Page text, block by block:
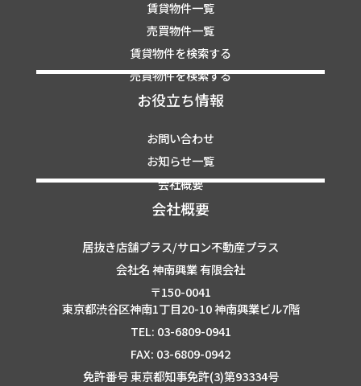
賃貸物件一覧
売買物件一覧
賃貸物件を検索する
売買物件を検索する
お役立ち情報
お問い合わせ
お知らせ一覧
会社概要
会社概要
居抜き店舗プラス/サロン不動産プラス
会社名 神南興業 有限会社
〒150-0041
東京都渋谷区神南1丁目20-10 神南興業ビル7階
TEL: 03-6809-0941
FAX: 03-6809-0942
免許番号 東京都知事免許(3)第93334号